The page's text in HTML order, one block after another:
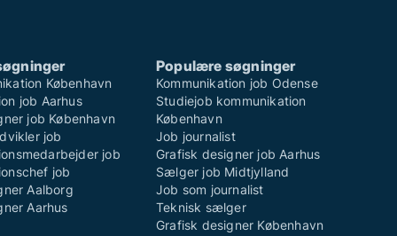
København
job Aarhus
job København
job
job
job
Aalborg
Aarhus
Populære søgninger
Kommunikation job Odense
Studiejob kommunikation
København
Job journalist
Grafisk designer job Aarhus
Sælger job Midtjylland
Job som journalist
Teknisk sælger
Grafisk designer København